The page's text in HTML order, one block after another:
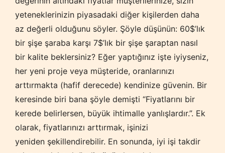
yeteneklerinizin piyasadaki diğer kişilerden daha
az değerli olduğunu söyler. Şöyle düşünün: 60$’lık
bir şişe şaraba karşı 7$’lık bir şişe şaraptan nasıl
bir kalite beklersiniz? Eğer yaptığınız işte iyiyseniz,
her yeni proje veya müşteride, oranlarınızı
arttırmakta (hafif derecede) kendinize güvenin. Bir
keresinde biri bana şöyle demişti “Fiyatlarını bir
kerede belirlersen, büyük ihtimalle yanlışlardır.”. Ek
olarak, fiyatlarınızı arttırmak, işinizi
yeniden şekillendirebilir. En sonunda, iyi işi takdir